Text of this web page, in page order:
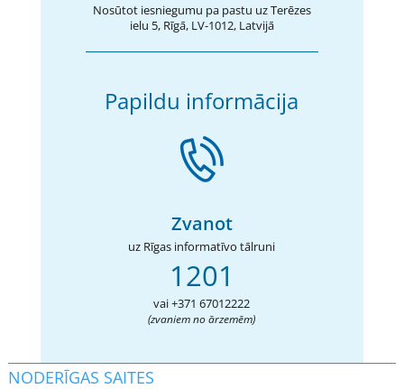
Nosūtot iesniegumu pa pastu uz Terēzes
ielu 5, Rīgā, LV-1012, Latvijā
Papildu informācija
Zvanot
uz Rīgas informatīvo tālruni
1201
vai +371 67012222
(zvaniem no ārzemēm)
NODERĪGAS SAITES